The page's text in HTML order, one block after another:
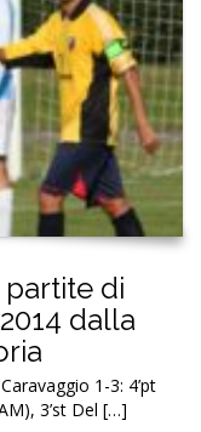
di
dalla
1-3: 4’pt
3’st Del […]